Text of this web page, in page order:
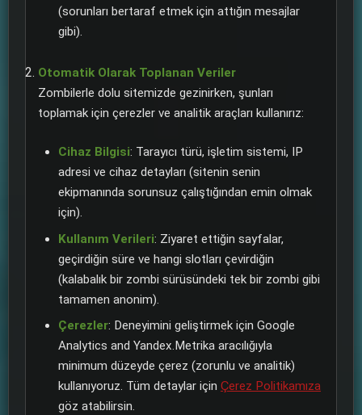
(sorunları bertaraf etmek için attığın mesajlar
gibi).
Otomatik Olarak Toplanan Veriler
Zombilerle dolu sitemizde gezinirken, şunları
toplamak için çerezler ve analitik araçları kullanırız:
Cihaz Bilgisi: Tarayıcı türü, işletim sistemi, IP
adresi ve cihaz detayları (sitenin senin
ekipmanında sorunsuz çalıştığından emin olmak
için).
Kullanım Verileri: Ziyaret ettiğin sayfalar,
geçirdiğin süre ve hangi slotları çevirdiğin
(kalabalık bir zombi sürüsündeki tek bir zombi gibi
tamamen anonim).
Çerezler: Deneyimini geliştirmek için Google
Analytics and Yandex.Metrika aracılığıyla
minimum düzeyde çerez (zorunlu ve analitik)
kullanıyoruz. Tüm detaylar için Çerez Politikamıza
göz atabilirsin.